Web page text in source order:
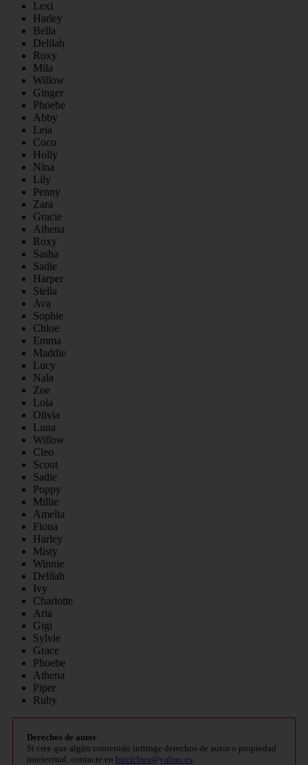
Lexi
Harley
Bella
Delilah
Roxy
Mila
Willow
Ginger
Phoebe
Abby
Leia
Coco
Holly
Nina
Lily
Penny
Zara
Gracie
Athena
Roxy
Sasha
Sadie
Harper
Stella
Ava
Sophie
Chloe
Emma
Maddie
Lucy
Nala
Zoe
Lola
Olivia
Luna
Willow
Cleo
Scout
Sadie
Poppy
Millie
Amelia
Fiona
Harley
Misty
Winnie
Delilah
Ivy
Charlotte
Aria
Gigi
Sylvie
Grace
Phoebe
Athena
Piper
Ruby
Derechos de autor
Si cree que algún contenido infringe derechos de autor o propiedad
intelectual, contacte en bitelchux@yahoo.es